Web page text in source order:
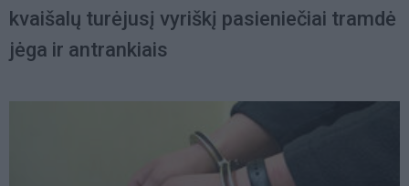
kvaišalų turėjusį vyriškį pasieniečiai tramdė
jėga ir antrankiais